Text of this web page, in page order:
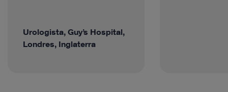
Urologista, Guy’s Hospital,
Londres, Inglaterra